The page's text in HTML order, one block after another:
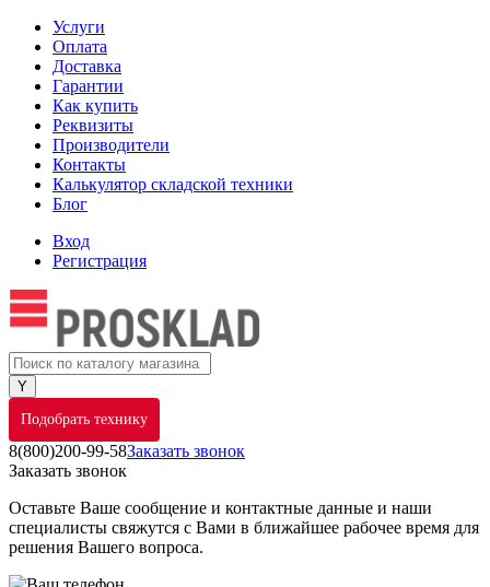
Услуги
Оплата
Доставка
Гарантии
Как купить
Реквизиты
Производители
Контакты
Калькулятор складской техники
Блог
Вход
Регистрация
Подобрать технику
8(800)200-99-58Заказать звонок
Заказать звонок
Оставьте Ваше сообщение и контактные данные и наши
специалисты свяжутся с Вами в ближайшее рабочее время для
решения Вашего вопроса.